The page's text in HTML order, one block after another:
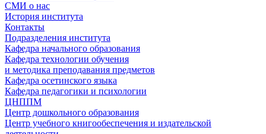
СМИ о нас
История института
Контакты
Подразделения института
Кафедра начального образования
Кафедра технологии обучения
и методика преподавания предметов
Кафедра осетинского языка
Кафедра педагогики и психологии
ЦНППМ
Центр дошкольного образования
Центр учебного книгообеспечения и издательской